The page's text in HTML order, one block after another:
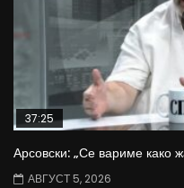
37:25
Арсовски: „Се вариме како
АВГУСТ 5, 2026